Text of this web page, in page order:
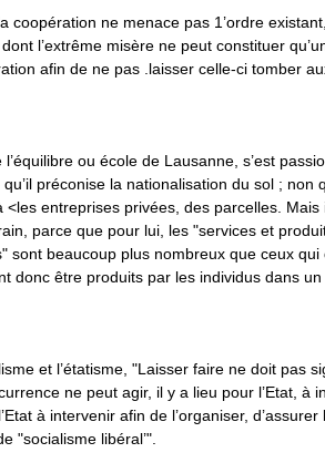
coopération ne menace pas 1’ordre
l’extrême misère ne peut constituer
afin de ne pas .laisser celle-ci tomber
ou école de Lausanne, s’est
préconise la nationalisation du sol ; non
entreprises privées, des parcelles. Mais
parce que pour lui, les "services et
sont beaucoup plus nombreux que ceux
donc être produits par les individus dans
et l’étatisme, "Laisser faire ne doit pas
ne peut agir, il y a lieu pour l’Etat, à
à intervenir afin de l’organiser,
"socialisme libéral’".